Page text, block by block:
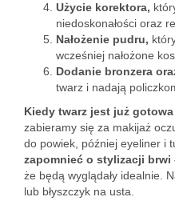
Użycie korektora,
niedoskonałości oraz
Nałożenie pudru,
wcześniej nałożone
Dodanie bronzera
twarz i nadają
Kiedy twarz jest już
zabieramy się za makijaż
do powiek, później eyeliner i
zapomnieć o stylizacji brwi
że będą wyglądały idealnie.
lub błyszczyk na usta.